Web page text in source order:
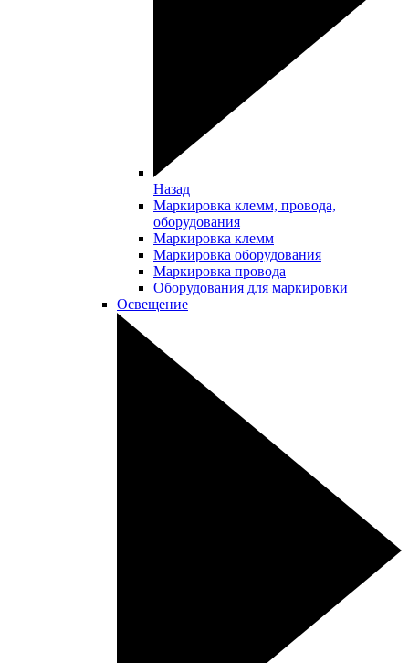
Назад
Маркировка клемм, провода,
оборудования
Маркировка клемм
Маркировка оборудования
Маркировка провода
Оборудования для маркировки
Освещение